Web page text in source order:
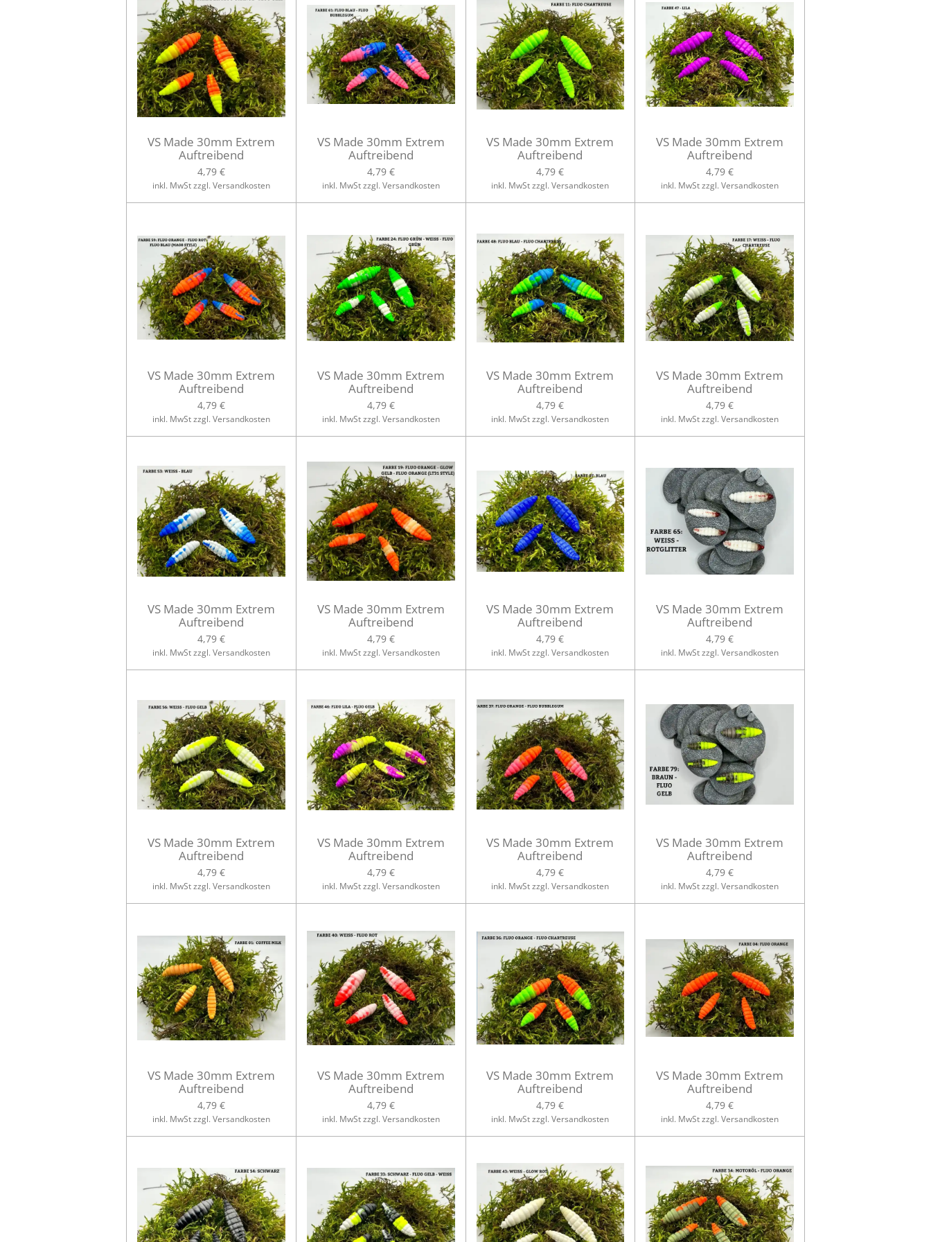
VS Made 30mm Extrem
Auftreibend
4,79 €
inkl. MwSt zzgl. Versandkosten
VS Made 30mm Extrem
Auftreibend
4,79 €
inkl. MwSt zzgl. Versandkosten
VS Made 30mm Extrem
Auftreibend
4,79 €
inkl. MwSt zzgl. Versandkosten
VS Made 30mm Extrem
Auftreibend
4,79 €
inkl. MwSt zzgl. Versandkosten
VS Made 30mm Extrem
Auftreibend
4,79 €
inkl. MwSt zzgl. Versandkosten
VS Made 30mm Extrem
Auftreibend
4,79 €
inkl. MwSt zzgl. Versandkosten
VS Made 30mm Extrem
Auftreibend
4,79 €
inkl. MwSt zzgl. Versandkosten
VS Made 30mm Extrem
Auftreibend
4,79 €
inkl. MwSt zzgl. Versandkosten
VS Made 30mm Extrem
Auftreibend
4,79 €
inkl. MwSt zzgl. Versandkosten
VS Made 30mm Extrem
Auftreibend
4,79 €
inkl. MwSt zzgl. Versandkosten
VS Made 30mm Extrem
Auftreibend
4,79 €
inkl. MwSt zzgl. Versandkosten
VS Made 30mm Extrem
Auftreibend
4,79 €
inkl. MwSt zzgl. Versandkosten
VS Made 30mm Extrem
Auftreibend
4,79 €
inkl. MwSt zzgl. Versandkosten
VS Made 30mm Extrem
Auftreibend
4,79 €
inkl. MwSt zzgl. Versandkosten
VS Made 30mm Extrem
Auftreibend
4,79 €
inkl. MwSt zzgl. Versandkosten
VS Made 30mm Extrem
Auftreibend
4,79 €
inkl. MwSt zzgl. Versandkosten
VS Made 30mm Extrem
Auftreibend
4,79 €
inkl. MwSt zzgl. Versandkosten
VS Made 30mm Extrem
Auftreibend
4,79 €
inkl. MwSt zzgl. Versandkosten
VS Made 30mm Extrem
Auftreibend
4,79 €
inkl. MwSt zzgl. Versandkosten
VS Made 30mm Extrem
Auftreibend
4,79 €
inkl. MwSt zzgl. Versandkosten